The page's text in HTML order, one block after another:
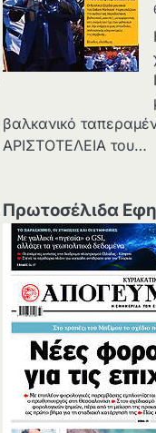
βαλκανικό
ΑΡΙΣΤΟΤΕΛΕΙΑ του…
Πρωτοσέλιδα